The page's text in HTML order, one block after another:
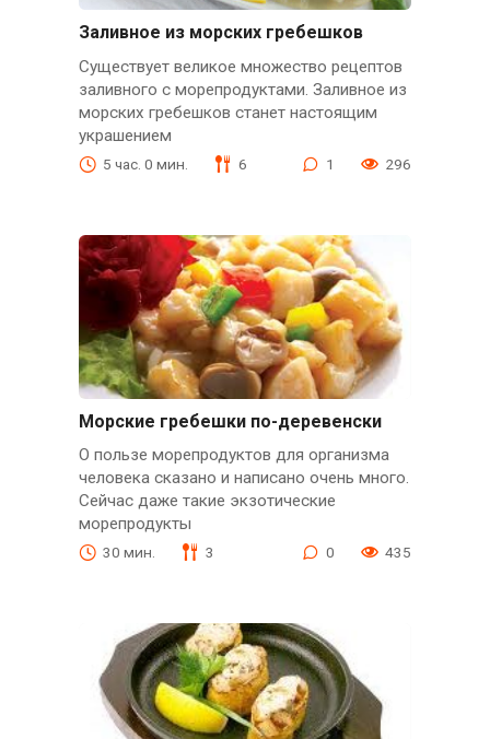
Заливное из морских гребешков
Существует великое множество рецептов
заливного с морепродуктами. Заливное из
морских гребешков станет настоящим
украшением
5 час. 0 мин. 6 1 296
Морские гребешки по-деревенски
О пользе морепродуктов для организма
человека сказано и написано очень много.
Сейчас даже такие экзотические
морепродукты
30 мин. 3 0 435